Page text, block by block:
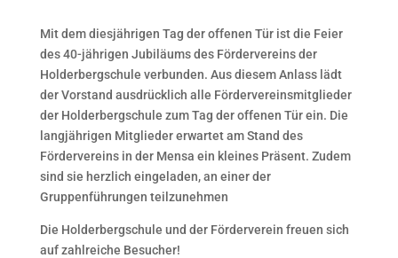
Mit dem diesjährigen Tag der offenen Tür ist die Feier
des 40-jährigen Jubiläums des Fördervereins der
Holderbergschule verbunden. Aus diesem Anlass lädt
der Vorstand ausdrücklich alle Fördervereinsmitglieder
der Holderbergschule zum Tag der offenen Tür ein. Die
langjährigen Mitglieder erwartet am Stand des
Fördervereins in der Mensa ein kleines Präsent. Zudem
sind sie herzlich eingeladen, an einer der
Gruppenführungen teilzunehmen
Die Holderbergschule und der Förderverein freuen sich
auf zahlreiche Besucher!